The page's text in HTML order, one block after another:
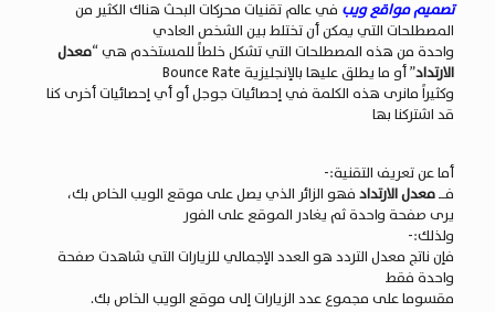
تصميم مواقع ويب في عالم تقنيات محركات البحث هناك الكثير من
المصطلحات التي يمكن أن تختلط بين الشخص العادي
واحدة من هذه المصطلحات التي تشكل خلطاً للمستخدم هي “معدل
الارتداد” أو ما يطلق عليها بالإنجليزية Bounce Rate
وكثيراً مانرى هذه الكلمة في إحصائيات جوجل أو أي إحصائيات أخرى كنا
قد اشتركنا بها
أما عن تعريف التقنية:-
فــمعدل الارتدادفهو الزائر الذي يصل على موقع الويب الخاص بك،
يرى صفحة واحدة ثم يغادر الموقع على الفور
ولذلك:-
فإن ناتج معدل التردد هو العدد الإجمالي للزيارات التي شاهدت صفحة
واحدة فقط
مقسوما على مجموع عدد الزيارات إلى موقع الويب الخاص بك.